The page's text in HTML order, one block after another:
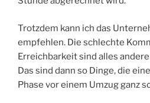
Trotzdem kann ich das
empfehlen. Die schlechte
Erreichbarkeit sind alles
Das sind dann so Dinge, die
Phase vor einem Umzug ganz